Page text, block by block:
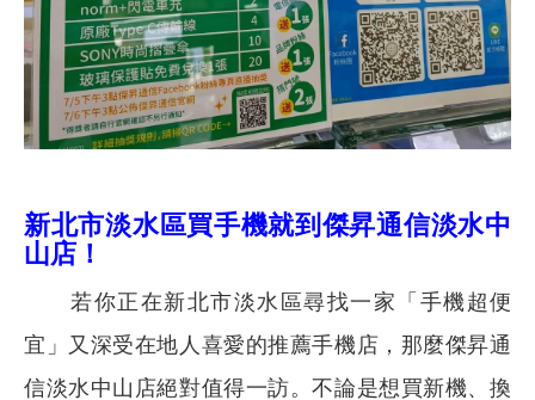
新北市淡水區買手機就到傑昇通信淡水中
山店！
若你正在新北市淡水區尋找一家「手機超便
宜」又深受在地人喜愛的推薦手機店，那麼傑昇通
信淡水中山店絕對值得一訪。不論是想買新機、換